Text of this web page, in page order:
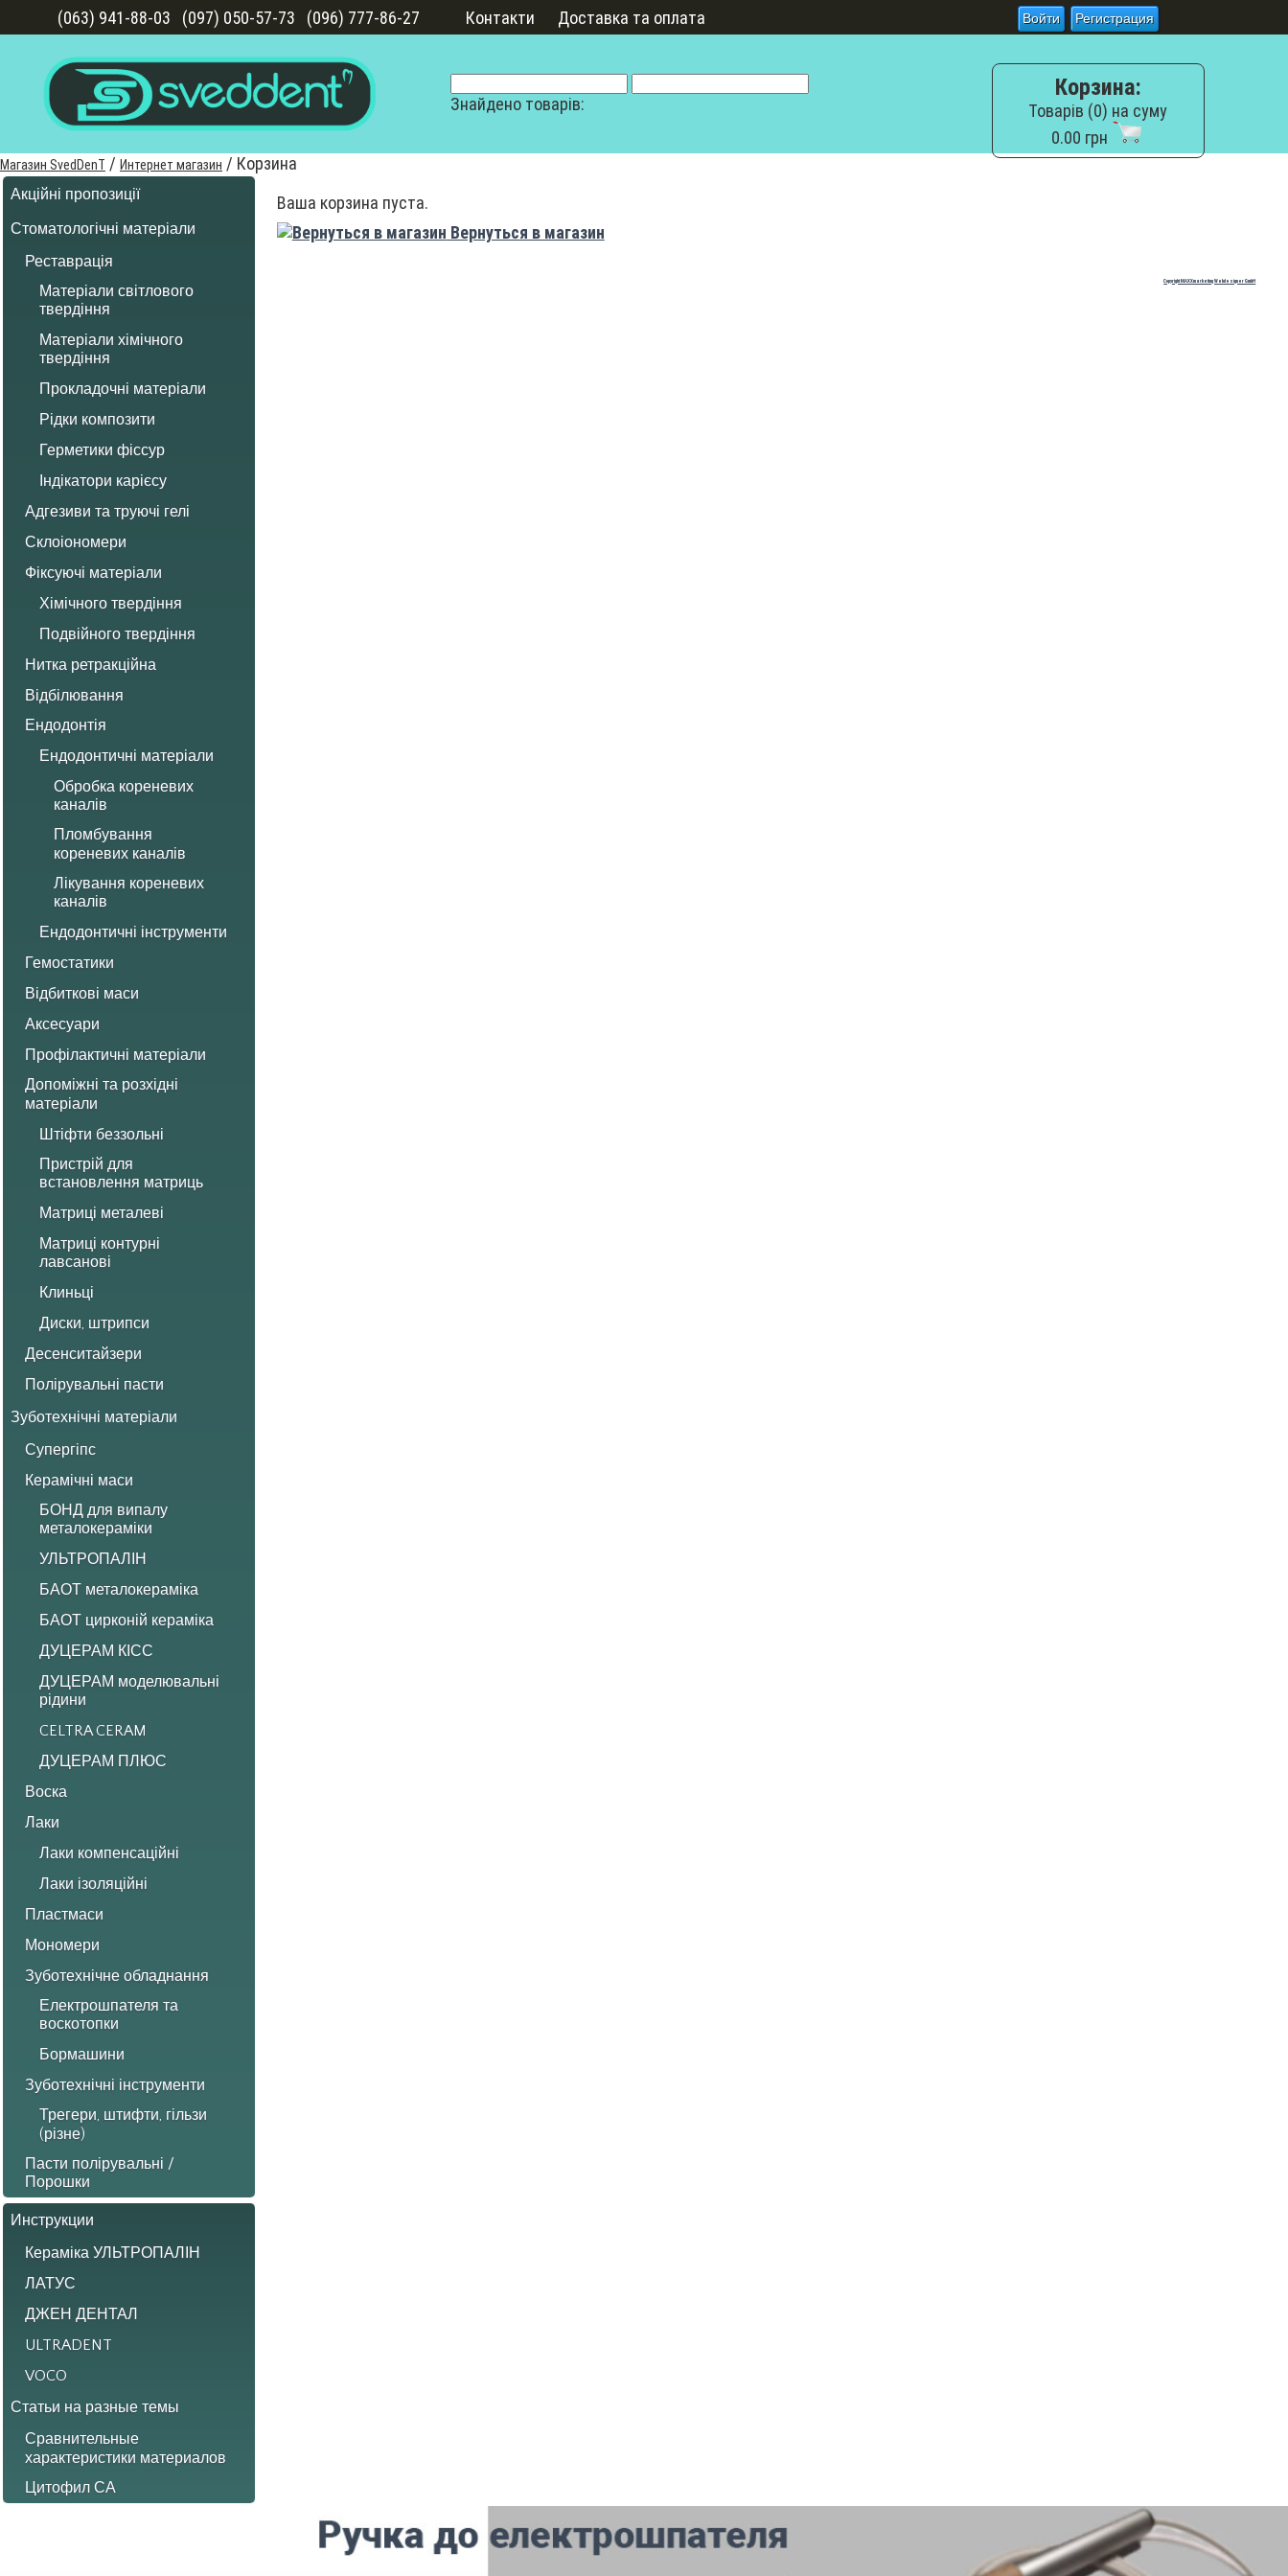
Войти Регистрация
(063) 941-88-03 (097) 050-57-73 (096) 777-86-27 Контакти Доставка та оплата
Знайдено товарів:
Корзина:
Товарів (0) на суму
0.00 грн
Магазин SvedDenT / Интернет магазин / Корзина
Акційні пропозиції
Стоматологічні матеріали
Реставрація
Матеріали світлового
твердіння
Матеріали хімічного
твердіння
Прокладочні матеріали
Рідки композити
Герметики фіссур
Індікатори карієсу
Адгезиви та труючі гелі
Склоіономери
Фіксуючі матеріали
Хімічного твердіння
Подвійного твердіння
Нитка ретракційна
Відбілювання
Ендодонтія
Ендодонтичні матеріали
Обробка кореневих
каналів
Пломбування
кореневих каналів
Лікування кореневих
каналів
Ендодонтичні інструменти
Гемостатики
Відбиткові маси
Аксесуари
Профілактичні матеріали
Допоміжні та розхідні
матеріали
Штіфти беззольні
Пристрій для
встановлення матриць
Матриці металеві
Матриці контурні
лавсанові
Клиньці
Диски, штрипси
Десенситайзери
Полірувальні пасти
Зуботехнічні матеріали
Супергіпс
Керамічні маси
БОНД для випалу
металокераміки
УЛЬТРОПАЛІН
БАОТ металокераміка
БАОТ цирконій кераміка
ДУЦЕРАМ КІСС
ДУЦЕРАМ моделювальні
рідини
CELTRA CERAM
ДУЦЕРАМ ПЛЮС
Воска
Лаки
Лаки компенсаційні
Лаки ізоляційні
Пластмаси
Мономери
Зуботехнічне обладнання
Електрошпателя та
воскотопки
Бормашини
Зуботехнічні інструменти
Трегери, штифти, гільзи
(різне)
Пасти полірувальні /
Порошки
Инструкции
Кераміка УЛЬТРОПАЛІН
ЛАТУС
ДЖЕН ДЕНТАЛ
ULTRADENT
VOCO
Статьи на разные темы
Сравнительные
характеристики материалов
Цитофил СА
Ваша корзина пуста.
Вернуться в магазин
Copyright MAXXmarketing Webdesigner GmbH